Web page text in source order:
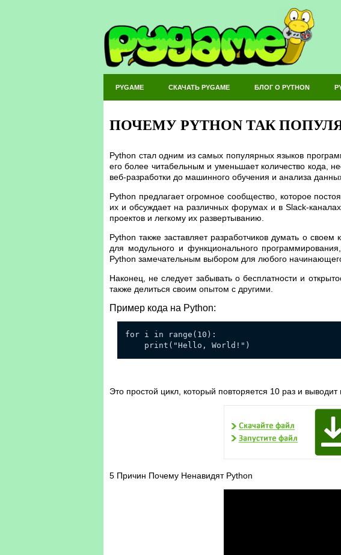
PYGAME СКАЧАТЬ PYGAME БЛОГ О PYTHON
ПОЧЕМУ PYTHON ТАК
Python стал одним из самых популярных языков
его более читабельным и уменьшает количество кода,
веб-разработки до машинного обучения и анализа
Python предлагает огромное сообщество, которое
их и обсуждает на различных форумах и в Slack-
проектов и легкому их развертыванию.
Python также заставляет разработчиков думать о
для модульного и функционального
Python замечательным выбором для любого
Наконец, не следует забывать о бесплатности и
также делиться своим опытом с другими.
Пример кода на Python:
for i in range(10):
print("Hello, World!")
Это простой цикл, который повторяется 10 раз и
5 Причин Почему Ненавидят Python